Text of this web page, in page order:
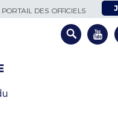
PORTAIL DES OFFICIELS